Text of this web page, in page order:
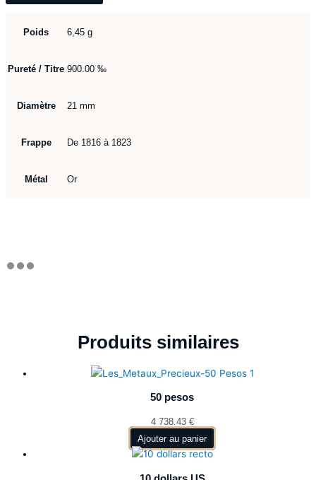
Poids 6,45 g
Pureté / Titre 900.00 ‰
Diamètre 21 mm
Frappe De 1816 à 1823
Métal Or
Produits similaires
50 pesos
4 738.43 €
Ajouter au panier